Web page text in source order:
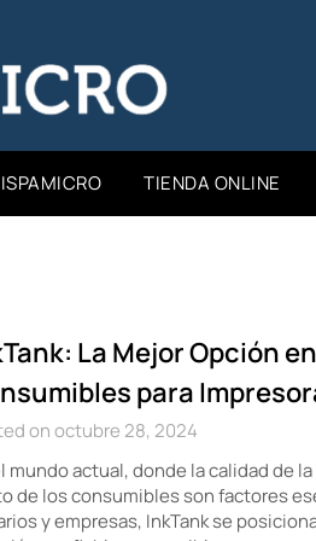
TIENDA ONLINE
La Mejor Opción en
para
on octubre 28, 2024
mundo actual, donde la calidad de
de los consumibles son factores
y empresas, InkTank se